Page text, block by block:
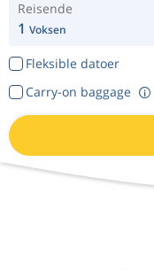
Reisende
1 Voksen
Fleksible datoer
Carry-on baggage